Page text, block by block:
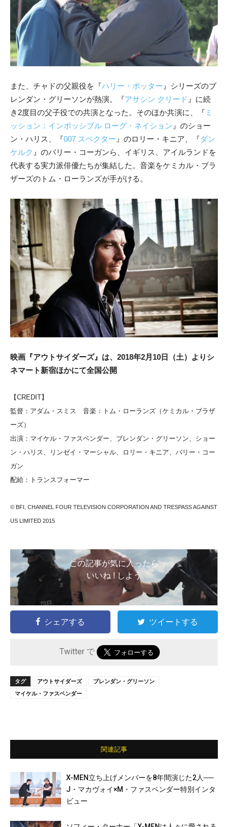
また、チャドの父親役を『ハリー・ポッター 』シリーズのブ
レンダン・グリーソンが熱演。『アサシン クリード 』に続
き2度目の父子役での共演となった。そのほか共演に、『 ミ
ッション：インポッシブル ローグ・ネイション 』のショー
ン・ハリス、『007 スペクター 』のロリー・キニア、『ダン
ケルク 』のバリー・コーガンら、イギリス、アイルランドを
代表する実力派俳優たちが集結した。音楽をケミカル・ブラ
ザーズのトム・ローランズが手がける。
映画 『アウトサイダーズ』は、2018年2月10日（土）よりシ
ネマート新宿ほかにて全国公開
【CREDIT】
監督： アダム・スミス 音楽：トム・ローランズ（ケミカル・ブラザ
ーズ）
出演： マイケル・ファスベンダー、ブレンダン・グリーソン、ショー
ン・ハリス、リンゼイ・マーシャル 、ロリー・キニア、バリー・コー
ガン
配給：トランスフォーマー
© BFI, CHANNEL FOUR TELEVISION CORPORATION AND TRESPASS AGAINST
US LIMITED 2015
この記事が気に入ったら
いいね ! しよう
シェアする ツイートする
Twitter で
タグ アウトサイダーズ
ブレンダン・グリーソン
マイケル・ファスベンダー
関連記事
X-MEN立ち上げメンバーを8年間演じた2人──
J・マカヴォイ×M・ファスベンダー特別インタ
ビュー